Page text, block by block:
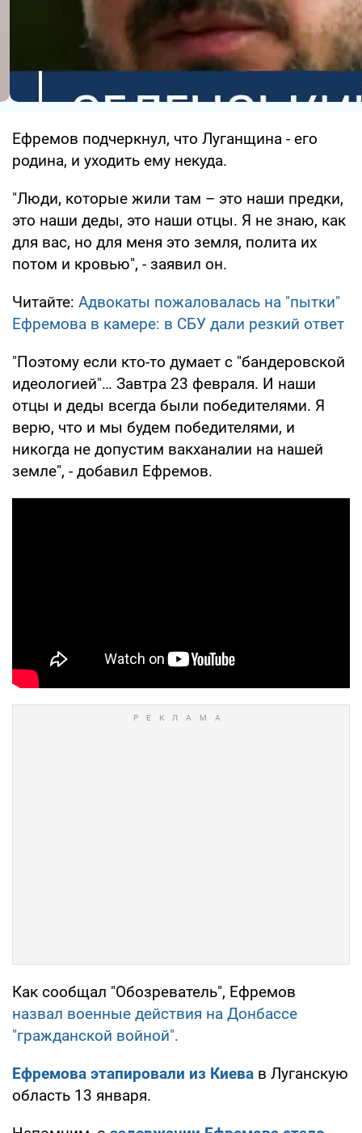
Ефремов подчеркнул, что Луганщина - его
родина, и уходить ему некуда.
"Люди, которые жили там – это наши предки,
это наши деды, это наши отцы. Я не знаю, как
для вас, но для меня это земля, полита их
потом и кровью", - заявил он.
Читайте: Адвокаты пожаловалась на "пытки"
Ефремова в камере: в СБУ дали резкий ответ
"Поэтому если кто-то думает с "бандеровской
идеологией"… Завтра 23 февраля. И наши
отцы и деды всегда были победителями. Я
верю, что и мы будем победителями, и
никогда не допустим вакханалии на нашей
земле", - добавил Ефремов.
Как сообщал "Обозреватель", Ефремов
назвал военные действия на Донбассе
"гражданской войной".
Ефремова этапировали из Киева в Луганскую
область 13 января.